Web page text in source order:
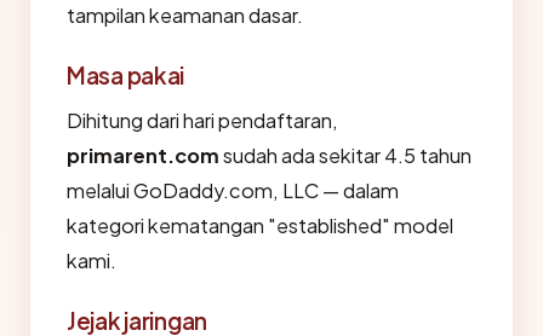
tampilan keamanan dasar.
Masa pakai
Dihitung dari hari pendaftaran,
primarent.comsudah ada sekitar 4.5 tahun
melalui GoDaddy.com, LLC — dalam
kategori kematangan "established" model
kami.
Jejak jaringan